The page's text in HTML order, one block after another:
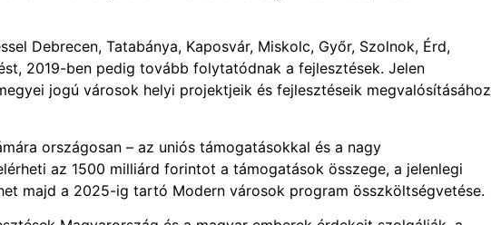
Debrecen, Tatabánya, Kaposvár, Miskolc, Győr, Szolnok, Érd,
2019-ben pedig tovább folytatódnak a fejlesztések. Jelen
jogú városok helyi projektjeik és fejlesztéseik megvalósításához
országosan – az uniós támogatásokkal és a nagy
az 1500 milliárd forintot a támogatások összege, a jelenlegi
majd a 2025-ig tartó Modern városok program összköltségvetése.